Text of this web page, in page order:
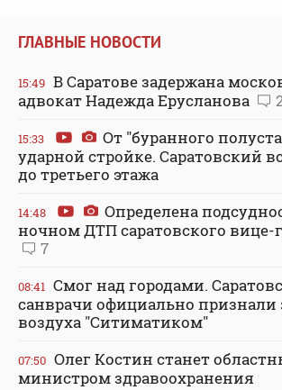
ГЛАВНЫЕ НОВОСТИ
15:49 В Саратове задержана
адвокат Надежда Ерусланова
15:33
От "буранного
ударной стройке. Саратовский
до третьего этажа
14:48
Определена
ночном ДТП саратовского вице-
7
08:41 Смог над городами.
санврачи официально признали
воздуха "Ситиматиком"
07:50 Олег Костин станет
министром здравоохранения